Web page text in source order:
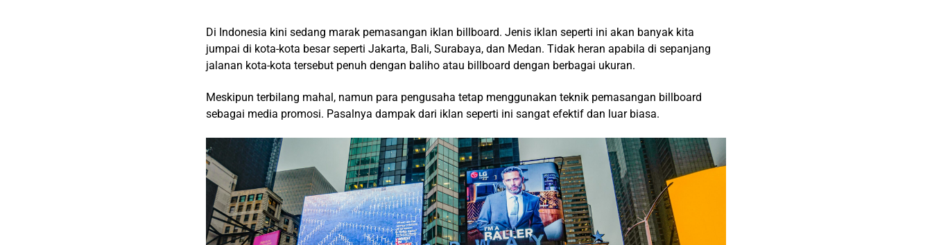
Di Indonesia kini sedang marak pemasangan iklan billboard. Jenis iklan seperti ini akan banyak kita
jumpai di kota-kota besar seperti Jakarta, Bali, Surabaya, dan Medan. Tidak heran apabila di sepanjang
jalanan kota-kota tersebut penuh dengan baliho atau billboard dengan berbagai ukuran.
Meskipun terbilang mahal, namun para pengusaha tetap menggunakan teknik pemasangan billboard
sebagai media promosi. Pasalnya dampak dari iklan seperti ini sangat efektif dan luar biasa.